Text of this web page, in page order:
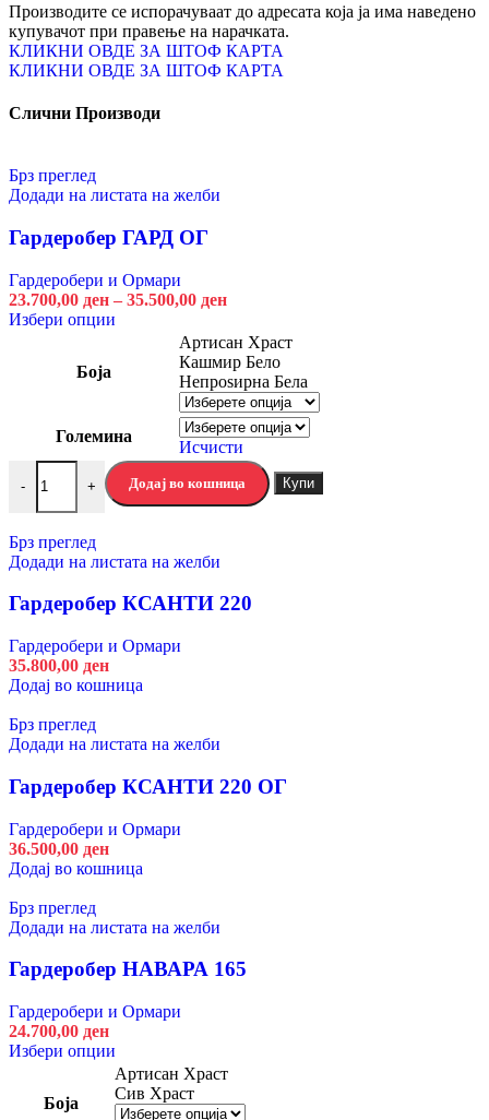
Производите се испорачуваат до адресата која ја има наведено
купувачот при правење на нарачката.
КЛИКНИ ОВДЕ ЗА ШТОФ КАРТА
КЛИКНИ ОВДЕ ЗА ШТОФ КАРТА
Слични Производи
Брз преглед
Додади на листата на желби
Гардеробер ГАРД ОГ
Гардеробери и Ормари
23.700,00 ден – 35.500,00 денPrice
23.700,00 ден
through
35.500,00 ден
Избери опции
options
be
chosen
page
Боја
Артисан Храст
Кашмир Бело
Непроѕирна Бела
Големина
Исчисти
-
Гардеробер ГАРД ОГ количина
+ Додај во кошница Купи
Брз преглед
Додади на листата на желби
Гардеробер КСАНТИ 220
Гардеробери и Ормари
35.800,00 ден
Додај во кошница
Брз преглед
Додади на листата на желби
Гардеробер КСАНТИ 220 ОГ
Гардеробери и Ормари
36.500,00 ден
Додај во кошница
Брз преглед
Додади на листата на желби
Гардеробер НАВАРА 165
Гардеробери и Ормари
24.700,00 ден
Избери опции
product
has
multiple
Боја
Артисан Храст
Сив Храст